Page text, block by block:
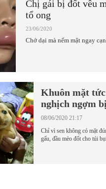
Chị gái bị đốt vêu
tổ ong
23/06/2020
Chớ dại mà nếm mật ngay
Khuôn mặt
nghịch ngợm
08/06/2020 21:17
Chỉ vì sen không có mặt
gấu, đầu mèo đốt cho túi